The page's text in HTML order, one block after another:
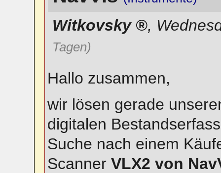
Witkovsky ,
Tagen)
Hallo zusammen,
wir lösen gerade
digitalen
Suche nach einem
Scanner VLX2 von